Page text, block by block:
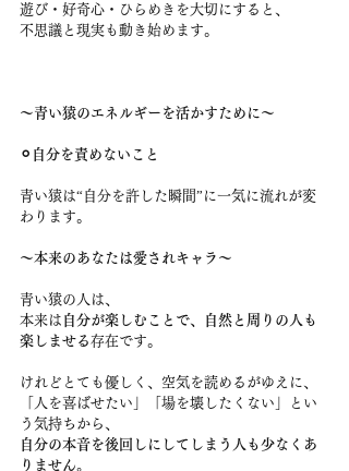
遊び・好奇心・ひらめきを大切にすると、
不思議と現実も動き始めます。
〜青い猿のエネルギーを活かすために〜
⚪︎自分を責めないこと
青い猿は“自分を許した瞬間”に一気に流れが変
わります。
〜本来のあなたは愛されキャラ〜
青い猿の人は、
本来は 自分が楽しむことで、自然と周りの人も
楽しませる存在です。
けれどとても優しく、空気を読めるがゆえに、
「人を喜ばせたい」「場を壊したくない」とい
う気持ちから、
自分の本音を後回しにしてしまう人も少なくあ
りません。